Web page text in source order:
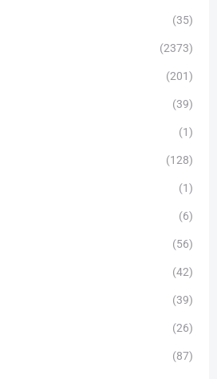
(35)
(2373)
(201)
(39)
(1)
(128)
(1)
(6)
(56)
(42)
(39)
(26)
(87)